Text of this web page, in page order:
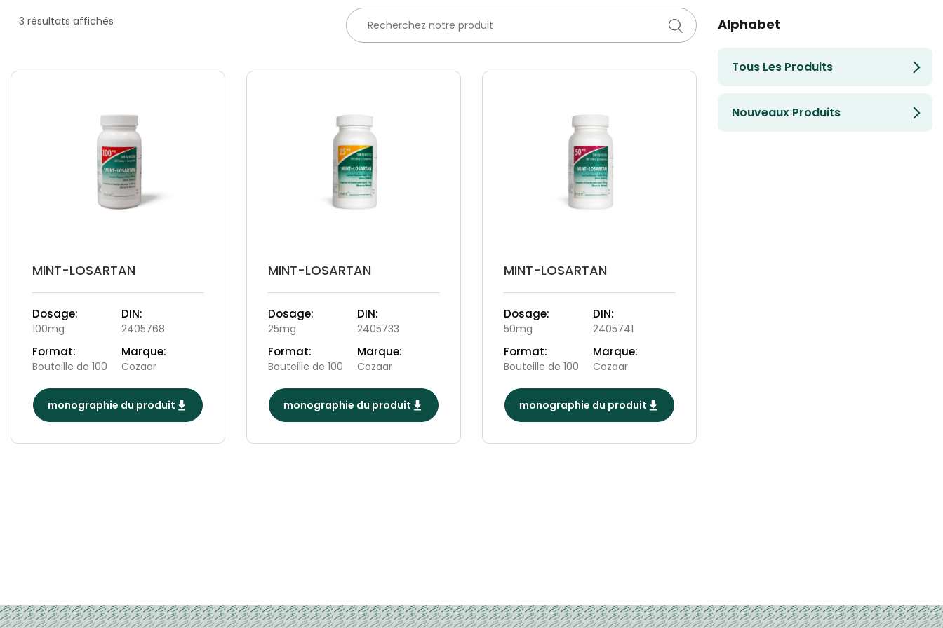
3 résultats affichés
MINT-LOSARTAN
Dosage:
100mg
DIN:
2405768
Format:
Bouteille de 100
Marque:
Cozaar
monographie du produit
MINT-LOSARTAN
Dosage:
25mg
DIN:
2405733
Format:
Bouteille de 100
Marque:
Cozaar
monographie du produit
MINT-LOSARTAN
Dosage:
50mg
DIN:
2405741
Format:
Bouteille de 100
Marque:
Cozaar
monographie du produit
Alphabet
Tous Les Produits
Nouveaux Produits